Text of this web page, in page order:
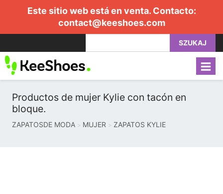
Este sitio web está en venta. Contacto:
contact@keeshoes.com
SZUKAJ
Productos de mujer Kylie con tacón en
bloque.
ZAPATOSDE MODA MUJER ZAPATOS KYLIE